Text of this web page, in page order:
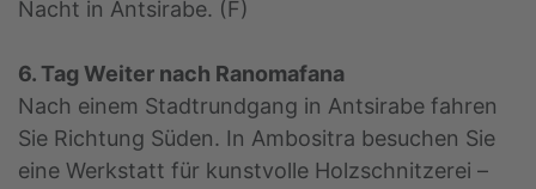
Nacht in Antsirabe. (F)
6. Tag Weiter nach Ranomafana
Nach einem Stadtrundgang in Antsirabe fahren
Sie Richtung Süden. In Ambositra besuchen Sie
eine Werkstatt für kunstvolle Holzschnitzerei –